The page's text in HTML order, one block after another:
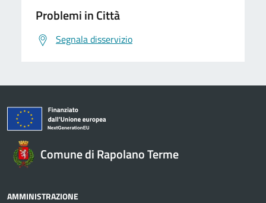
Problemi in Città
Segnala disservizio
Comune di Rapolano Terme
AMMINISTRAZIONE